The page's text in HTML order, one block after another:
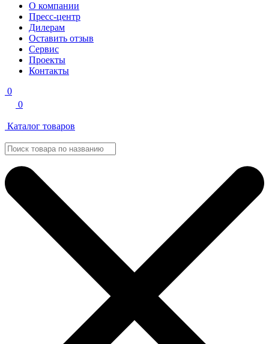
О компании
Пресс-центр
Дилерам
Оставить отзыв
Сервис
Проекты
Контакты
0
0
Каталог товаров